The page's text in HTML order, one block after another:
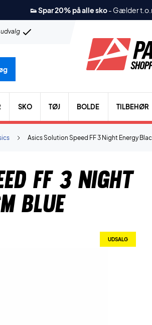
👟 Spar 20% på alle sko- Gælder
SKO TØJ BOLDE TILBEHØR
Asics Solution Speed FF 3 Night Energy
FF 3 Night
Blue
UDSALG